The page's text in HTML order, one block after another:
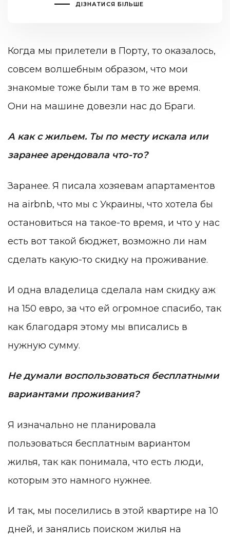
ДІЗНАТИСЯ БІЛЬШЕ
Когда мы прилетели в Порту, то оказалось,
совсем волшебным образом, что мои
знакомые тоже были там в то же время.
Они на машине довезли нас до Браги.
А как с жильем. Ты по месту искала или
заранее арендовала что-то?
Заранее. Я писала хозяевам апартаментов
на airbnb, что мы с Украины, что хотела бы
остановиться на такое-то время, и что у нас
есть вот такой бюджет, возможно ли нам
сделать какую-то скидку на проживание.
И одна владелица сделала нам скидку аж
на 150 евро, за что ей огромное спасибо, так
как благодаря этому мы вписались в
нужную сумму.
Не думали воспользоваться бесплатными
вариантами проживания?
Я изначально не планировала
пользоваться бесплатным вариантом
жилья, так как понимала, что есть люди,
которым это намного нужнее.
И так, мы поселились в этой квартире на 10
дней, и занялись поиском жилья на